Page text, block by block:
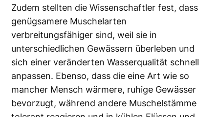
Zudem stellten die Wissenschaftler fest, dass
genügsamere Muschelarten
verbreitungsfähiger sind, weil sie in
unterschiedlichen Gewässern überleben und
sich einer veränderten Wasserqualität schnell
anpassen. Ebenso, dass die eine Art wie so
mancher Mensch wärmere, ruhige Gewässer
bevorzugt, während andere Muschelstämme